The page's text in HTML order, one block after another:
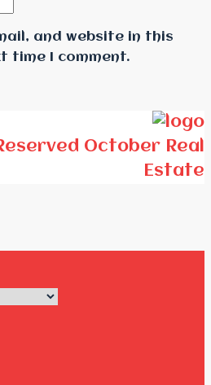
and website in this
time I comment.
October Real
Estate